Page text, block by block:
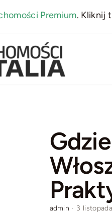
Premium. Kliknij
admin · 3